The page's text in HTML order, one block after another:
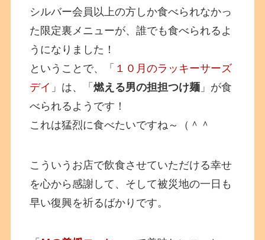
シルバー会員以上の方しか食べられなかっ
た限定裏メニューが、誰でも食べられるよ
うになりました！
ということで、「 １０月のラッキーサーズ
デイ 」は、「燃える男の担担つけ麺 」が食
べられるようです！
これは猛烈に食べたいですね～（＾＾
こういうお店で飲食させていただける幸せ
を心から感謝して、そして被災地の一日も
早い復興を祈るばかりです。